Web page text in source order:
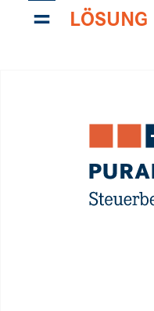
=
LÖSUNG